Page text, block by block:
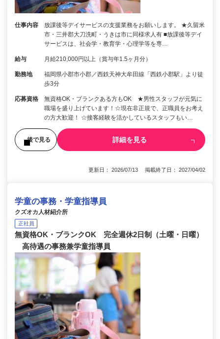
仕事内容
放課後等デイサービスの支援業務をお願いします。 ★久留米
市・三井郡大刀洗町・うきは市に同様求人有 ■放課後等デイ
サービスは、社会学・教育学・心理学等を専…
給与 月給210,000円以上（賞与年1.5ヶ月分）
勤務地
福岡県小郡市小郡／西鉄天神大牟田線「西鉄小郡駅」より徒
歩3分
応募資格
無資格OK・ブランクある方もOK ★男性スタッフが元気に
職場を盛り上げています！☆現在非正規で、正職員をお考え
の方大歓迎！ ☆接客経験を活かしているスタッフもい…
後で見る 詳細を見る
更新日： 2026/07/13 掲載終了日： 2027/04/02
学童の事務・学童指導員
クズオカ人材紹介所
正社員
無資格OK・ブランクOK 完全週休2日制（土曜・日曜）
高待遇の事務兼学童指導員